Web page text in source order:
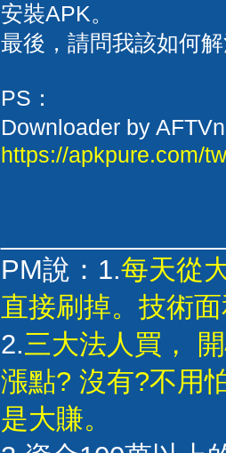
安裝APK。
最後，請問我該如何
PS：
Downloader by
https://apkpure.com/
PM說：1.每天從
直接刷掉。技術
2.三大法人買，
漲點? 沒有?不用
是大賺。